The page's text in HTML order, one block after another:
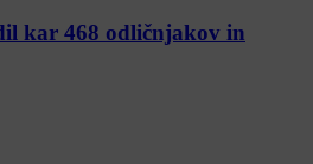
kar 468 odličnjakov in